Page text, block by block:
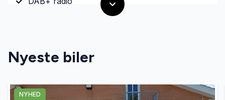
el-spejle med varme
ESP
Nyeste biler
NYHED